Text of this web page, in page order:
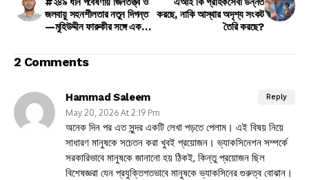
জলবায়ু সহনশীলতার নতুন দিগন্ত
—মুহিউদ্দীন ফারুকীর সঙ্গে এক
করছে, নাকি আস্থার অদৃশ্য সংকট
তৈরি করছে?
2 Comments
Hammad Saleem
May 20, 2026 At 2:19 Pm
অনেক দিন পর এত সুন্দর একটি লেখা পড়তে পেলাম। এই বিষয় নিয়ে
সাধারণ মানুষকে সচেতন করা খুবই প্রয়োজন। ভ্যাকসিনেশন সম্পর্কে
সরকারিভাবে মানুষকে জানানো হয় ঠিকই, কিন্তু প্রয়োজন ছিল
বিশেষজ্ঞরা যেন প্রযুক্তিগতভাবে মানুষকে ভ্যাকসিনের গুরুত্ব বোঝান।
Reply